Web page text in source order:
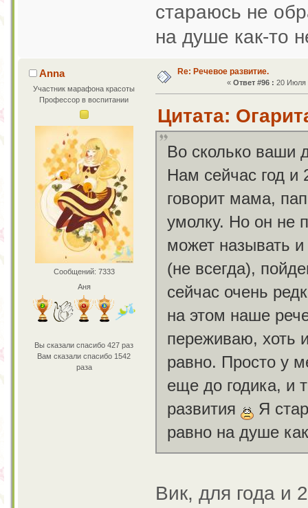
стараюсь не
на душе как-то
Anna
Участник марафона красоты
Профессор в воспитании
Сообщений: 7333
Аня
Вы сказали спасибо 427 раз
Вам сказали спасибо 1542
раза
Re: Речевое развитие.
« Ответ #96 : 20 Июля
Цитата:
Во сколько ваши
Нам сейчас год и
говорит мама,
умолку. Но он не
может называть
(не всегда),
сейчас очень
на этом наше
переживаю, хоть
равно. Просто у
еще до годика, и
развития
Я
равно на душе
Вик, для года и